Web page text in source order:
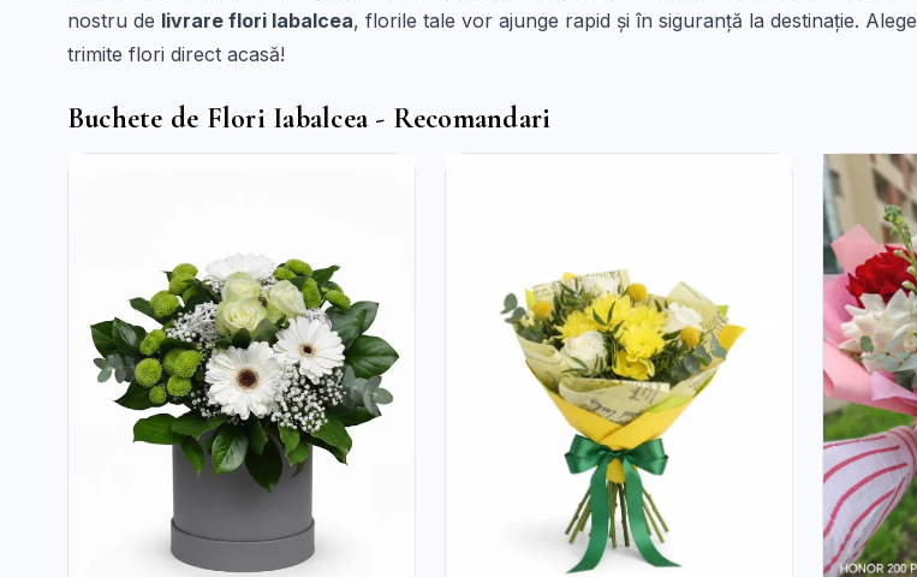
nostru de livrare flori Iabalcea, florile tale vor ajunge rapid și în siguranță la destinație. Alege
trimite flori direct acasă!
Buchete de Flori Iabalcea - Recomandari